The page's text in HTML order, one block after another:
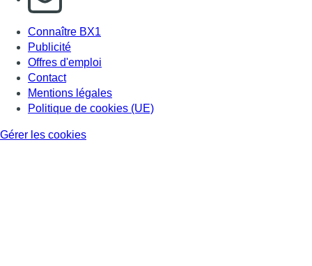
Connaître BX1
Publicité
Offres d'emploi
Contact
Mentions légales
Politique de cookies (UE)
Gérer les cookies